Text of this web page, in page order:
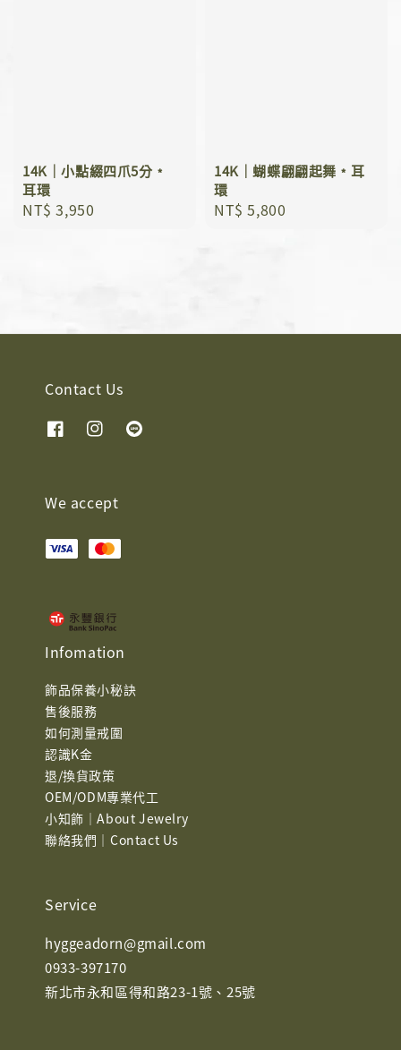
14K｜小點綴四爪5分﹡
耳環
Regular
NT$ 3,950
14K｜蝴蝶翩翩起舞﹡耳
環
Regular
NT$ 5,800
Contact Us
We accept
Infomation
飾品保養小秘訣
售後服務
如何測量戒圍
認識K金
退/換貨政策
OEM/ODM專業代工
小知飾｜About Jewelry
聯絡我們｜Contact Us
Service
hyggeadorn@gmail.com
0933-397170
新北市永和區得和路23-1號、25號